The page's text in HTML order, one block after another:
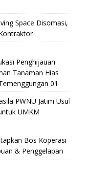
Space Disomasi,
Penghijauan
Tanaman Hias
01
PWNU Jatim Usul
UMKM
Bos Koperasi
& Penggelapan